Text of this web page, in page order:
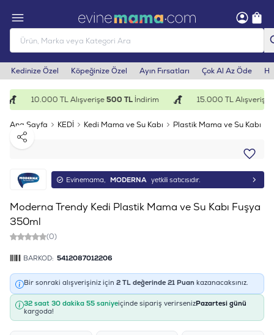
Kedinize Özel Köpeğinize Özel Ayın Fırsatları Çok Al Az Öde
10.000 TL Alışverişe500 TLİndirim 15.000 TL Alışverişe
Ana Sayfa KEDİ Kedi Mama ve Su Kabı Plastik Mama ve Su Kabı
Paylaş
Evinemama, MODERNA yetkili satıcısıdır.
Moderna Trendy Kedi Plastik Mama ve Su Kabı Fuşya
350ml
(0)
BARKOD: 5412087012206
Bir sonraki alışverişiniz için 2 TL değerinde 21 Puan kazanacaksınız.
32 saat 30 dakika 55 saniyeiçinde sipariş verirsenizPazartesi günü
kargoda!